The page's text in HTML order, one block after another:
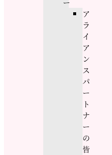
ア
ラ
イ
ア
ン
ス
パ
ー
ト
ナ
ー
の
皆